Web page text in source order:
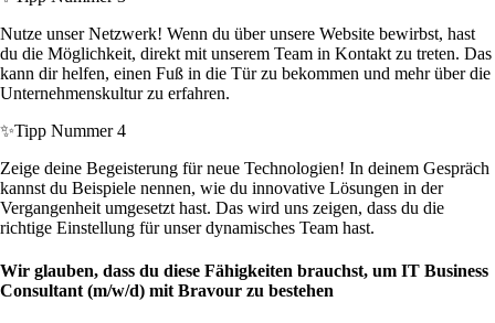
Nutze unser Netzwerk! Wenn du über unsere Website bewirbst, hast
du die Möglichkeit, direkt mit unserem Team in Kontakt zu treten. Das
kann dir helfen, einen Fuß in die Tür zu bekommen und mehr über die
Unternehmenskultur zu erfahren.
✨Tipp Nummer 4
Zeige deine Begeisterung für neue Technologien! In deinem Gespräch
kannst du Beispiele nennen, wie du innovative Lösungen in der
Vergangenheit umgesetzt hast. Das wird uns zeigen, dass du die
richtige Einstellung für unser dynamisches Team hast.
Wir glauben, dass du diese Fähigkeiten brauchst, um IT Business
Consultant (m/w/d) mit Bravour zu bestehen